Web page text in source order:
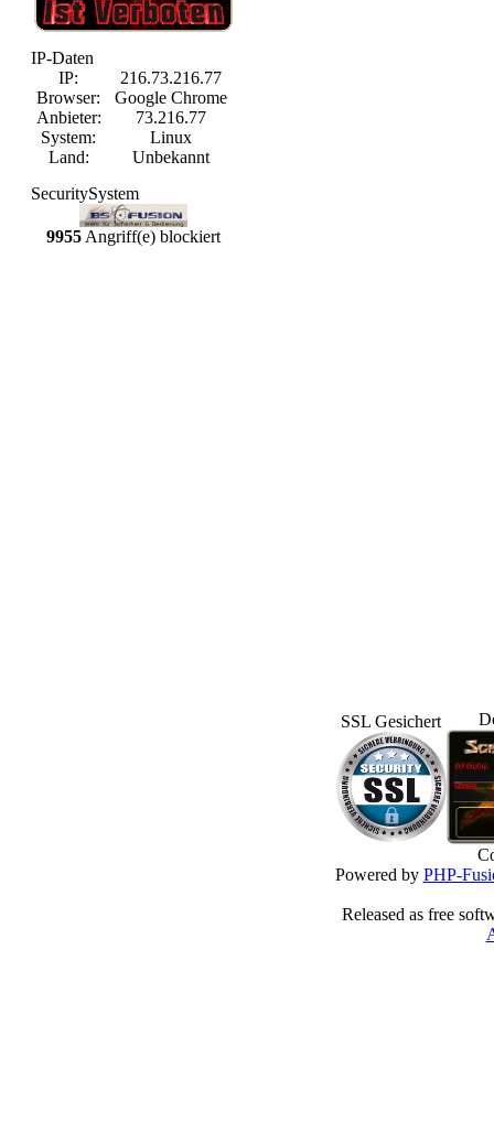
IP-Daten
IP:
216.73.216.77
Browser:
Google Chrome
Anbieter:
73.216.77
System:
Linux
Land:
Unbekannt
SecuritySystem
9955 Angriff(e) blockiert
SSL Gesichert
Powered by PHP-
Released as free